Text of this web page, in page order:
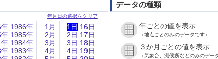
年月日の選択をクリア
1986年
1985年
1984年
1983年
1月
2月
3月
4月
1日
2日
3日
4日
16日
17日
18日
19日
データの種類
年ごとの値を表示
（地点ごとのみのデータです）
３か月ごとの値を表示
（気象台、測候所などのみのデー